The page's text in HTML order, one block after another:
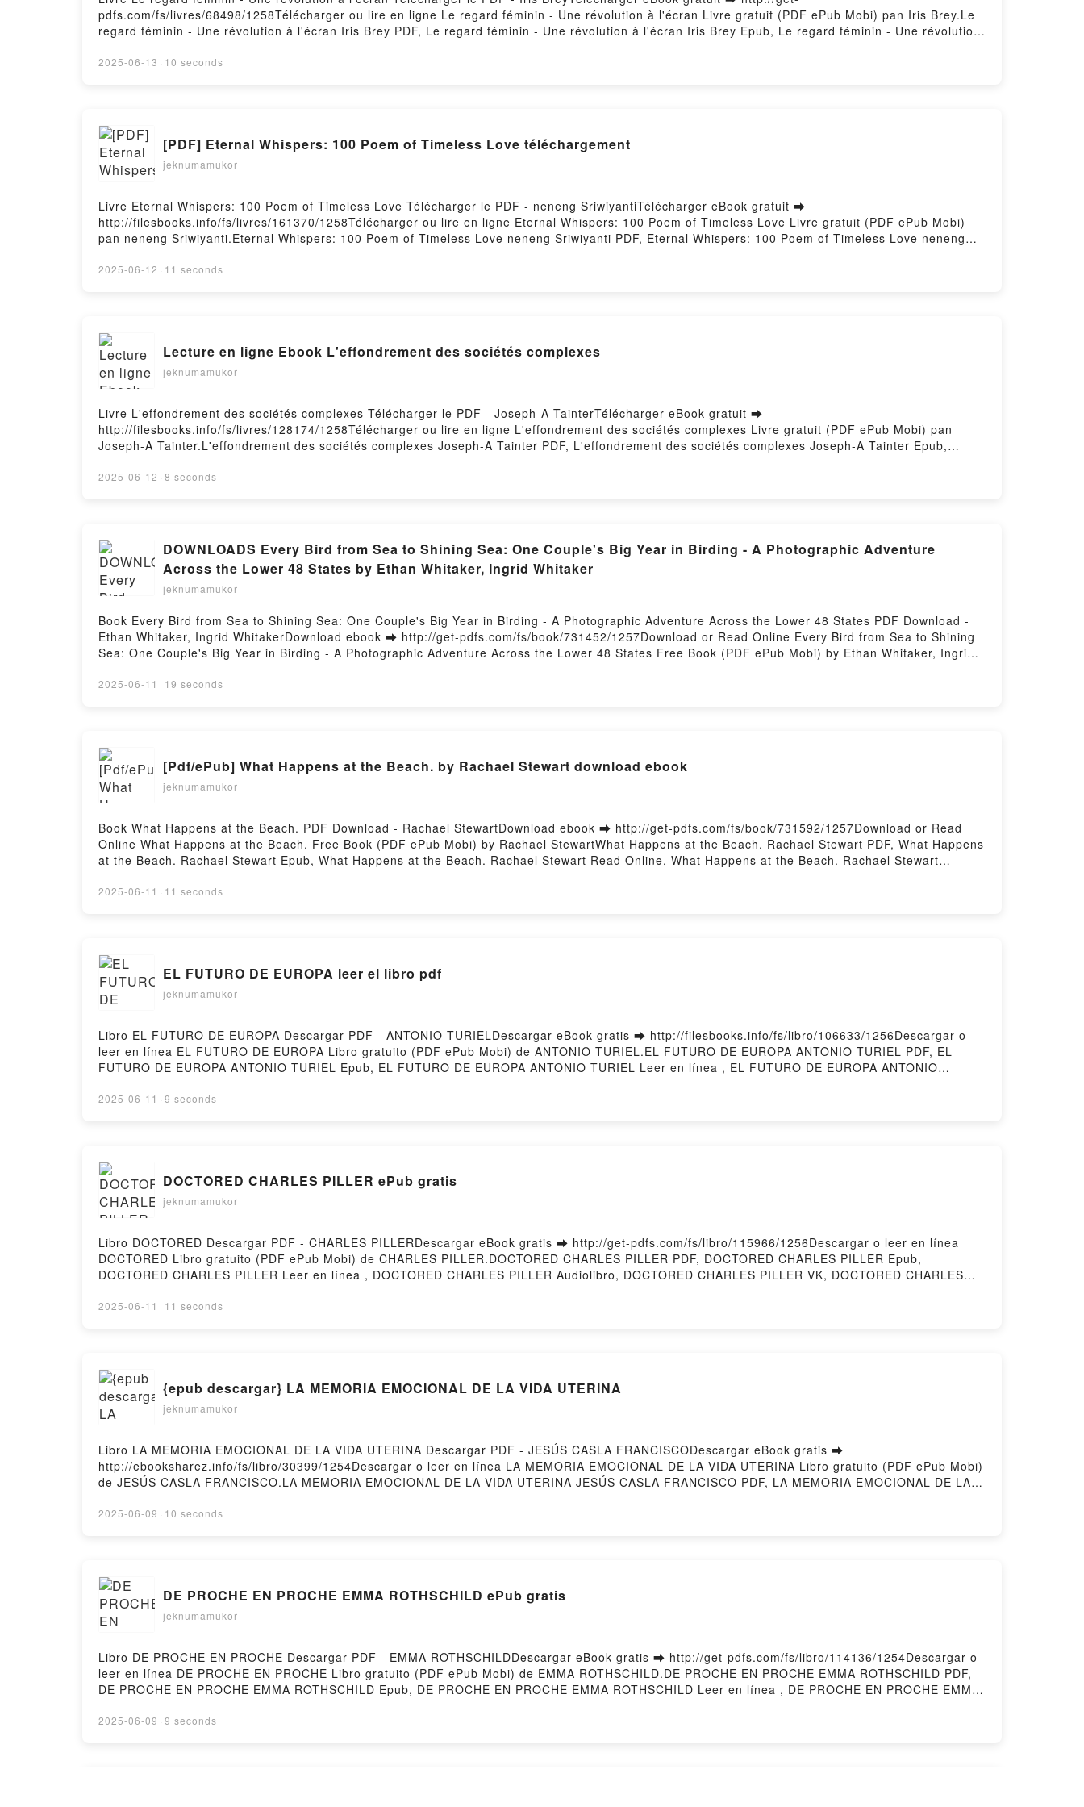
pdfs.com/fs/livres/68498/1258Télécharger ou lire en ligne Le regard féminin - Une révolution à l'écran Livre gratuit (PDF ePub Mobi) pan Iris Brey.Le
regard féminin - Une révolution à l'écran Iris Brey PDF, Le regard féminin - Une révolution à l'écran Iris Brey Epub, Le regard féminin - Une révolution
Brey VK, Le regard féminin - Une révolution à l'écran Iris Brey Kindle, Le regard féminin - Une révolution à l'écran Iris Brey Epub VK, Le regard
2025-06-13 · 10 seconds
[PDF] Eternal Whispers: 100 Poem of Timeless Love téléchargement
jeknumamukor
Livre Eternal Whispers: 100 Poem of Timeless Love Télécharger le PDF - neneng SriwiyantiTélécharger eBook gratuit ➡
http://filesbooks.info/fs/livres/161370/1258Télécharger ou lire en ligne Eternal Whispers: 100 Poem of Timeless Love Livre gratuit (PDF ePub Mobi)
pan neneng Sriwiyanti.Eternal Whispers: 100 Poem of Timeless Love neneng Sriwiyanti PDF, Eternal Whispers: 100 Poem of Timeless Love neneng
Sriwiyanti Audiobook, Eternal Whispers: 100 Poem of Timeless Love neneng Sriwiyanti VK, Eternal Whispers: 100 Poem of Timeless Love neneng
2025-06-12 · 11 seconds
Lecture en ligne Ebook L'effondrement des sociétés complexes
jeknumamukor
Livre L'effondrement des sociétés complexes Télécharger le PDF - Joseph-A TainterTélécharger eBook gratuit ➡
http://filesbooks.info/fs/livres/128174/1258Télécharger ou lire en ligne L'effondrement des sociétés complexes Livre gratuit (PDF ePub Mobi) pan
Joseph-A Tainter.L'effondrement des sociétés complexes Joseph-A Tainter PDF, L'effondrement des sociétés complexes Joseph-A Tainter Epub,
L'effondrement des sociétés complexes Joseph-A Tainter VK, L'effondrement des sociétés complexes Joseph-A Tainter Kindle, L'effondrement des
2025-06-12 · 8 seconds
DOWNLOADS Every Bird from Sea to Shining Sea: One Couple's Big Year in Birding - A Photographic Adventure
Across the Lower 48 States by Ethan Whitaker, Ingrid Whitaker
jeknumamukor
Book Every Bird from Sea to Shining Sea: One Couple's Big Year in Birding - A Photographic Adventure Across the Lower 48 States PDF Download -
Ethan Whitaker, Ingrid WhitakerDownload ebook ➡ http://get-pdfs.com/fs/book/731452/1257Download or Read Online Every Bird from Sea to Shining
Sea: One Couple's Big Year in Birding - A Photographic Adventure Across the Lower 48 States Free Book (PDF ePub Mobi) by Ethan Whitaker, Ingrid
Ingrid Whitaker PDF, Every Bird from Sea to Shining Sea: One Couple's Big Year in Birding - A Photographic Adventure Across the Lower 48 States
Birding - A Photographic Adventure Across the Lower 48 States Ethan Whitaker, Ingrid Whitaker VK, Every Bird from Sea to Shining Sea: One Couple's
Big Year in Birding - A Photographic Adventure Across the Lower 48 States Ethan Whitaker, Ingrid Whitaker Kindle, Every Bird from Sea to Shining
Sea: One Couple's Big Year in Birding - A Photographic Adventure Across the Lower 48 States Ethan Whitaker, Ingrid Whitaker Epub VK, Every Bird
from Sea to Shining Sea: One Couple's Big Year in Birding - A Photographic Adventure Across the Lower 48 States Ethan Whitaker, Ingrid Whitaker
2025-06-11 · 19 seconds
[Pdf/ePub] What Happens at the Beach. by Rachael Stewart download ebook
jeknumamukor
Book What Happens at the Beach. PDF Download - Rachael StewartDownload ebook ➡ http://get-pdfs.com/fs/book/731592/1257Download or Read
Online What Happens at the Beach. Free Book (PDF ePub Mobi) by Rachael StewartWhat Happens at the Beach. Rachael Stewart PDF, What Happens
at the Beach. Rachael Stewart Epub, What Happens at the Beach. Rachael Stewart Read Online, What Happens at the Beach. Rachael Stewart
Rachael Stewart Epub VK, What Happens at the Beach. Rachael Stewart Free DownloadPowered by Firstory Hosting
2025-06-11 · 11 seconds
EL FUTURO DE EUROPA leer el libro pdf
jeknumamukor
Libro EL FUTURO DE EUROPA Descargar PDF - ANTONIO TURIELDescargar eBook gratis ➡ http://filesbooks.info/fs/libro/106633/1256Descargar o
leer en línea EL FUTURO DE EUROPA Libro gratuito (PDF ePub Mobi) de ANTONIO TURIEL.EL FUTURO DE EUROPA ANTONIO TURIEL PDF, EL
FUTURO DE EUROPA ANTONIO TURIEL Epub, EL FUTURO DE EUROPA ANTONIO TURIEL Leer en línea , EL FUTURO DE EUROPA ANTONIO
ANTONIO TURIEL Epub VK, EL FUTURO DE EUROPA ANTONIO TURIEL Descargar gratisPowered by Firstory Hosting
2025-06-11 · 9 seconds
DOCTORED CHARLES PILLER ePub gratis
jeknumamukor
Libro DOCTORED Descargar PDF - CHARLES PILLERDescargar eBook gratis ➡ http://get-pdfs.com/fs/libro/115966/1256Descargar o leer en línea
DOCTORED Libro gratuito (PDF ePub Mobi) de CHARLES PILLER.DOCTORED CHARLES PILLER PDF, DOCTORED CHARLES PILLER Epub,
DOCTORED CHARLES PILLER Leer en línea , DOCTORED CHARLES PILLER Audiolibro, DOCTORED CHARLES PILLER VK, DOCTORED CHARLES
2025-06-11 · 11 seconds
{epub descargar} LA MEMORIA EMOCIONAL DE LA VIDA UTERINA
jeknumamukor
Libro LA MEMORIA EMOCIONAL DE LA VIDA UTERINA Descargar PDF - JESÚS CASLA FRANCISCODescargar eBook gratis ➡
http://ebooksharez.info/fs/libro/30399/1254Descargar o leer en línea LA MEMORIA EMOCIONAL DE LA VIDA UTERINA Libro gratuito (PDF ePub Mobi)
de JESÚS CASLA FRANCISCO.LA MEMORIA EMOCIONAL DE LA VIDA UTERINA JESÚS CASLA FRANCISCO PDF, LA MEMORIA EMOCIONAL DE LA
MEMORIA EMOCIONAL DE LA VIDA UTERINA JESÚS CASLA FRANCISCO Audiolibro, LA MEMORIA EMOCIONAL DE LA VIDA UTERINA JESÚS CASLA
2025-06-09 · 10 seconds
DE PROCHE EN PROCHE EMMA ROTHSCHILD ePub gratis
jeknumamukor
Libro DE PROCHE EN PROCHE Descargar PDF - EMMA ROTHSCHILDDescargar eBook gratis ➡ http://get-pdfs.com/fs/libro/114136/1254Descargar o
leer en línea DE PROCHE EN PROCHE Libro gratuito (PDF ePub Mobi) de EMMA ROTHSCHILD.DE PROCHE EN PROCHE EMMA ROTHSCHILD PDF,
DE PROCHE EN PROCHE EMMA ROTHSCHILD Epub, DE PROCHE EN PROCHE EMMA ROTHSCHILD Leer en línea , DE PROCHE EN PROCHE EMMA
PROCHE EMMA ROTHSCHILD Epub VK, DE PROCHE EN PROCHE EMMA ROTHSCHILD Descargar gratisPowered by Firstory Hosting
2025-06-09 · 9 seconds